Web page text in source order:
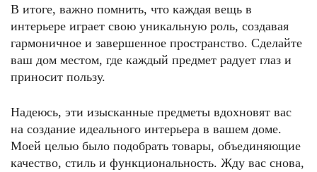
В итоге, важно помнить, что каждая вещь в
интерьере играет свою уникальную роль, создавая
гармоничное и завершенное пространство. Сделайте
ваш дом местом, где каждый предмет радует глаз и
приносит пользу.
Надеюсь, эти изысканные предметы вдохновят вас
на создание идеального интерьера в вашем доме.
Моей целью было подобрать товары, объединяющие
качество, стиль и функциональность. Жду вас снова,